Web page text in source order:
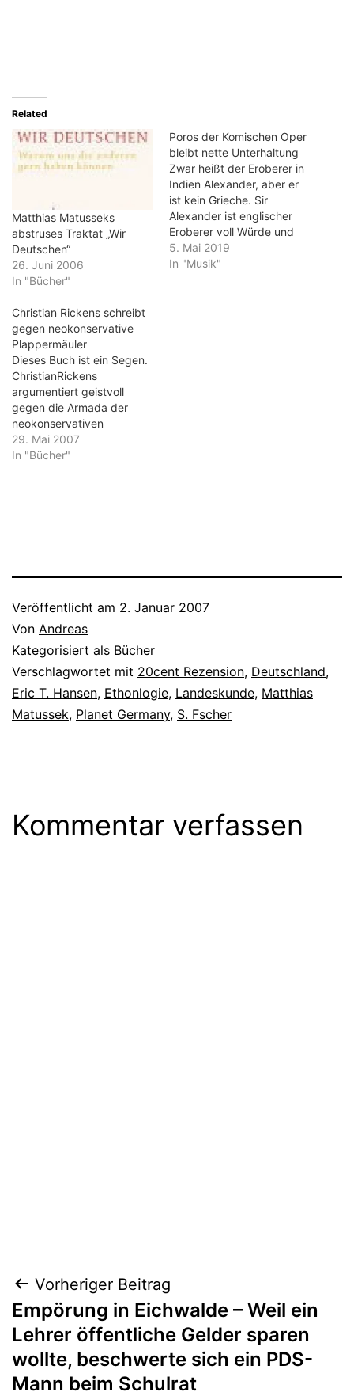
Related
Matthias Matusseks
abstruses Traktat „Wir
Deutschen“
26. Juni 2006
In "Bücher"
Poros der Komischen Oper
bleibt nette Unterhaltung
Zwar heißt der Eroberer in
Indien Alexander, aber er
ist kein Grieche. Sir
Alexander ist englischer
Eroberer voll Würde und
Verstand. Ganz anders als
Poros, der indische König,
5. Mai 2019
In "Musik"
Christian Rickens schreibt
gegen neokonservative
Plappermäuler
Dieses Buch ist ein Segen.
ChristianRickens
argumentiert geistvoll
gegen die Armada der
neokonservativen
Plappermäuler dieser
Republik an. Ob Eva
Ton auch etwas böse
es, der…
29. Mai 2007
In "Bücher"
Veröffentlicht am 2. Januar 2007
Von Andreas
Kategorisiert als Bücher
Verschlagwortet mit 20cent Rezension, Deutschland,
Eric T. Hansen, Ethonlogie, Landeskunde, Matthias
Matussek, Planet Germany, S. Fscher
Kommentar verfassen
Beitragsnavigation
Vorheriger Beitrag
Empörung in Eichwalde – Weil ein
Lehrer öffentliche Gelder sparen
wollte, beschwerte sich ein PDS-
Mann beim Schulrat